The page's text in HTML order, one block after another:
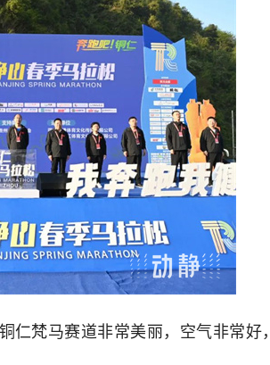
仁梵马赛道非常美丽，空气非常好，